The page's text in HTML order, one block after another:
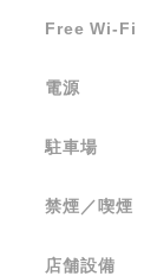
Free Wi-Fi
電源
駐車場
禁煙／喫煙
店舗設備